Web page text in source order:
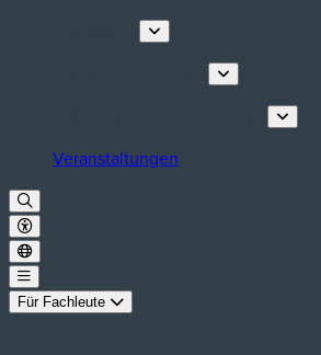
Veranstaltungen
Für Fachleute